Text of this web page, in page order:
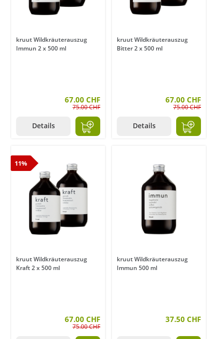
kruut Wildkräuterauszug
Immun 2 x 500 ml
67.00 CHF
75.00 CHF
Details
kruut Wildkräuterauszug
Bitter 2 x 500 ml
67.00 CHF
75.00 CHF
Details
11%
kruut Wildkräuterauszug
Kraft 2 x 500 ml
67.00 CHF
75.00 CHF
kruut Wildkräuterauszug
Immun 500 ml
37.50 CHF